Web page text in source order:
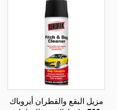
مزيل البقع والقطران أيروباك